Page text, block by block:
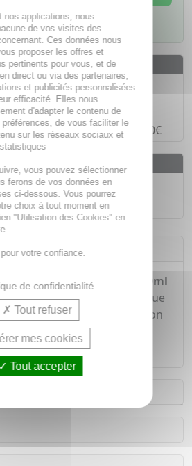
SÉCURISÉ
fois sans fraisà partir de 30€
dès55€
Chronoposten 24h*
saveur vanille 4x300ml
et hypercalorique
souffrants de dénutrition
Chaque bouteille
grammes de protéines.
nos applications, nous
de vos visites des
Ces données nous
proposer les offres et
pertinents pour vous, et de
direct ou via des partenaires,
et publicités personnalisées
efficacité. Elles nous
d'adapter le contenu de
de vous faciliter le
sur les réseaux sociaux et
vous pouvez sélectionner
ferons de vos données en
ci-dessous. Vous pourrez
choix à tout moment en
"Utilisation des Cookies" en
votre confiance.
de confidentialité
Tout refuser
mes cookies
Tout accepter